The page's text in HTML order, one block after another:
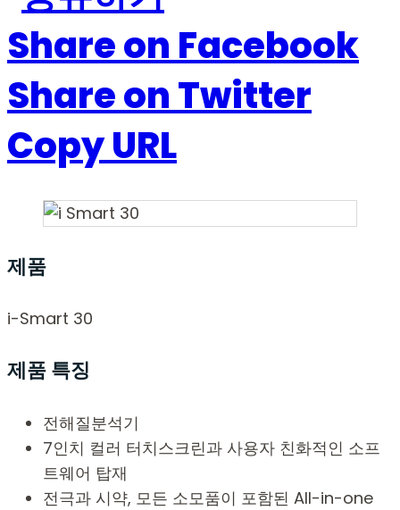
Share on Facebook
Share on Twitter
Copy URL
제품
i-Smart 30
제품 특징
전해질분석기
7인치 컬러 터치스크린과 사용자 친화적인 소프
트웨어 탑재
전극과 시약, 모든 소모품이 포함된 All-in-one